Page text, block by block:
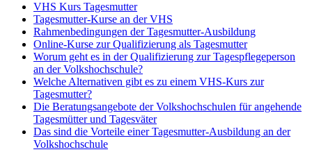
VHS Kurs Tagesmutter
Tagesmutter-Kurse an der VHS
Rahmenbedingungen der Tagesmutter-Ausbildung
Online-Kurse zur Qualifizierung als Tagesmutter
Worum geht es in der Qualifizierung zur Tagespflegeperson
an der Volkshochschule?
Welche Alternativen gibt es zu einem VHS-Kurs zur
Tagesmutter?
Die Beratungsangebote der Volkshochschulen für angehende
Tagesmütter und Tagesväter
Das sind die Vorteile einer Tagesmutter-Ausbildung an der
Volkshochschule